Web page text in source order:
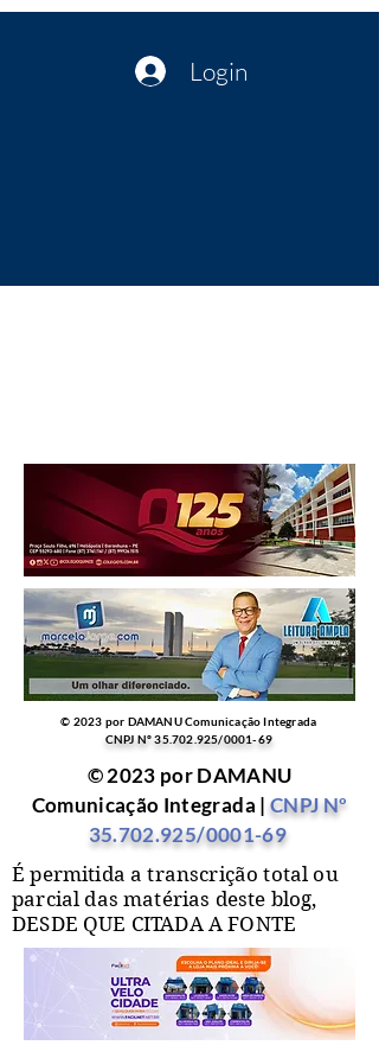
Login
© 2023 por DAMANU Comunicação Integrada
CNPJ Nº35.702.925/0001-69
© 2023 por DAMANU
Comunicação Integrada | CNPJ Nº
35.702.925/0001-69
É permitida a transcrição total ou
parcial das matérias deste blog,
DESDE QUE CITADA A FONTE